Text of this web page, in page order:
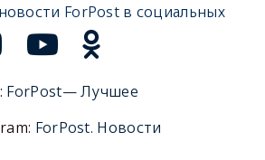
ForPost в социальных
ForPost— Лучшее
ForPost. Новости